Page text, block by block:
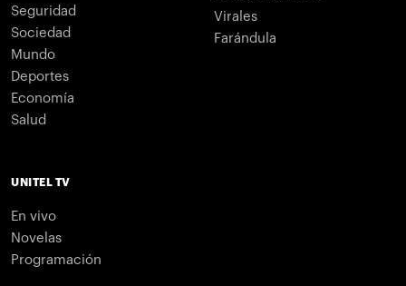
Seguridad
Sociedad
Mundo
Deportes
Economía
Salud
Virales
Farándula
UNITEL TV
En vivo
Novelas
Programación